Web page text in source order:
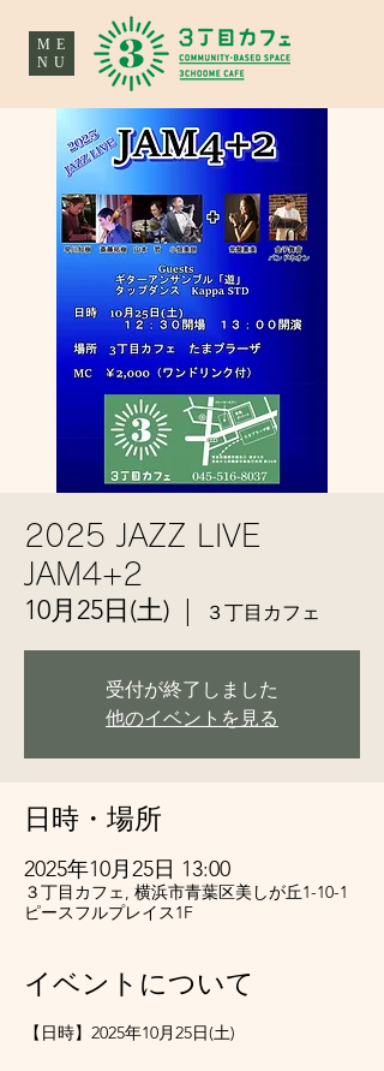
ME
NU
2025 JAZZ LIVE
JAM4+2
10月25日(土) ３丁目カフェ
受付が終了しました
他のイベントを見る
日時・場所
2025年10月25日 13:00
３丁目カフェ, 横浜市青葉区美しが丘1-10-1
ピースフルプレイス1F
イベントについて
【日時】2025年10月25日(土)